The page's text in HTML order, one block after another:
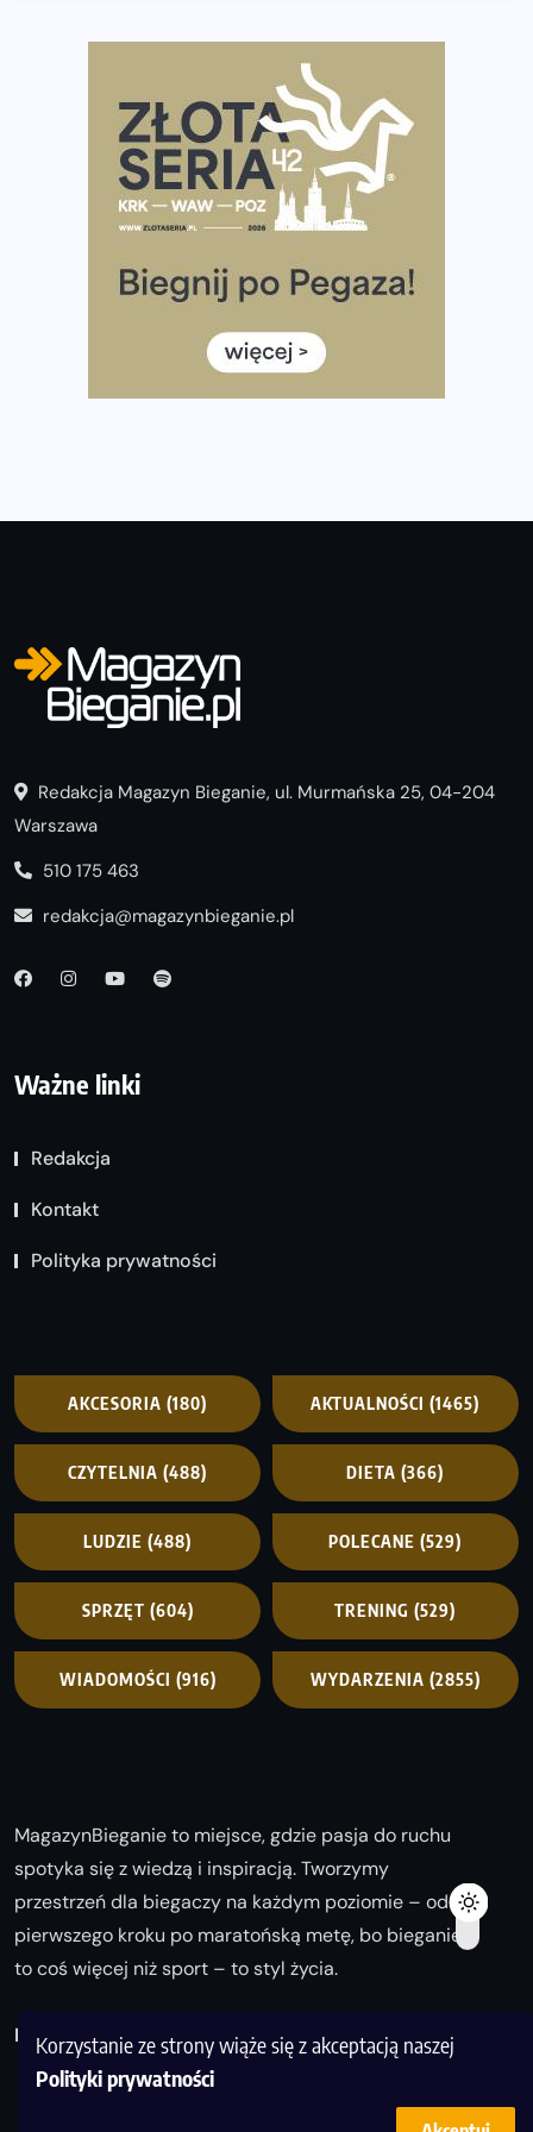
Korzystanie ze strony wiąże się z akceptacją naszej
Polityki prywatności
Praska 5k Run gospodarzem Mistrzostw Polski
Największy Bieg Powstania Warszawskiego w historii.
Ponad 12 tysięcy uczestników pobiegło dla Bohaterów!
Tętno vs tempo – czym kierować się w bieganiu?
Co ma dużo białka? Produkty, które warto włączyć do
Rozbiegany Olsztyn szykuje się na weekend z
Już w tę sobotę 35. Bieg Powstania Warszawskiego.
Wystartuje rekordowa liczba uczestników
Redakcja Magazyn Bieganie, ul. Murmańska 25, 04-204
Warszawa
510 175 463
redakcja@magazynbieganie.pl
Ważne linki
Redakcja
Kontakt
Polityka prywatności
AKCESORIA (180) AKTUALNOŚCI (1465)
CZYTELNIA (488) DIETA (366)
LUDZIE (488) POLECANE (529)
SPRZĘT (604) TRENING (529)
WIADOMOŚCI (916) WYDARZENIA (2855)
MagazynBieganie to miejsce, gdzie pasja do ruchu
spotyka się z wiedzą i inspiracją. Tworzymy
przestrzeń dla biegaczy na każdym poziomie – od
pierwszego kroku po maratońską metę, bo bieganie
to coś więcej niż sport – to styl życia.
Biegaj z nami i odkrywaj swoją najlepszą wersję!